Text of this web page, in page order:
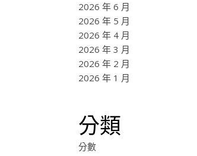
2026 年 6 月
2026 年 5 月
2026 年 4 月
2026 年 3 月
2026 年 2 月
2026 年 1 月
分類
分數